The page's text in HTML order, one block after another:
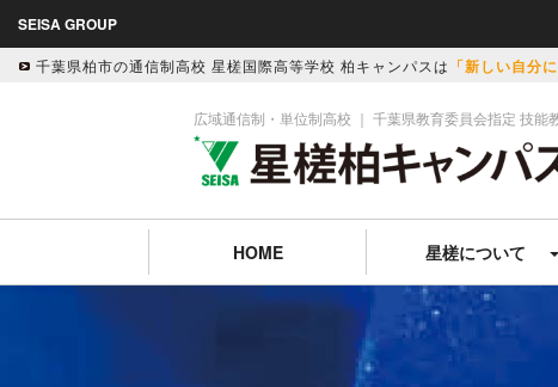
SEISA GROUP
千葉県柏市の通信制高校 星槎国際高等学校 柏キャンパスは 「新しい自分
広域通信制・単位制高校 ｜ 千葉県教育委員会指定 技能
HOME 星槎について